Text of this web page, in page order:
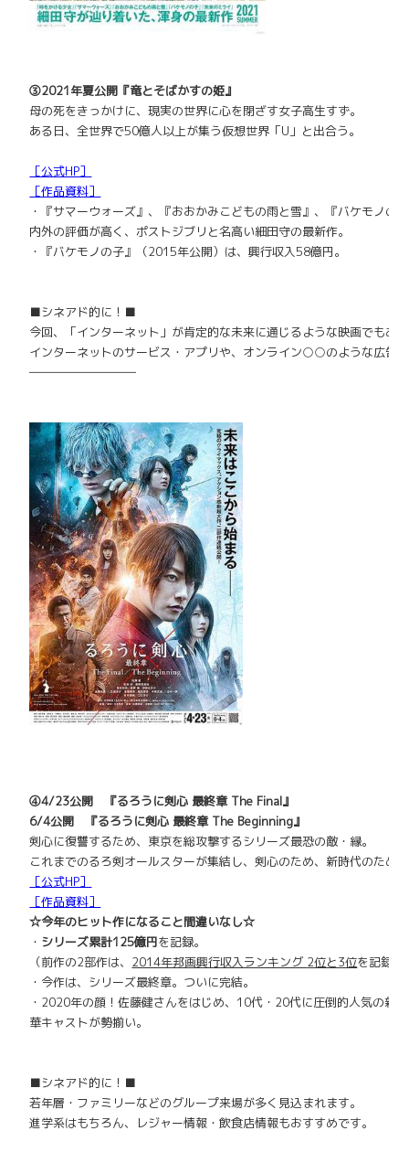
③2021年夏公開 『竜とそばかすの姫』
母の死をきっかけに、現実の世界に心を閉ざす女子高生すず。
ある日、全世界で50億人以上が集う仮想世界「U」と出合う。
［公式HP］
［作品資料］
・『サマーウォーズ』、『おおかみこどもの雨と雪』、『バケモノの
内外の評価が高く、 ポストジブリと名高い細田守の最新作。
・『バケモノの子』（2015年公開）は、興行収入58億円。
■シネアド的に！■
今回、「インターネット」 が肯定的な未来に通じるような映画でもあ
インターネットのサービス・アプリや、オンライン○○のような広告
―――――――――
④4/23公開 『るろうに剣心 最終章 The Final』
6/4公開 『るろうに剣心 最終章 The Beginning』
剣心に復讐するため、東京を総攻撃するシリーズ最恐の敵・縁。
これまでのるろ剣オールスターが集結し、剣心のため、 新時代のため
［公式HP］
［作品資料］
☆今年のヒット作になること間違いなし☆
・ シリーズ累計125億円を記録。
（前作の2部作は、 2014年邦画興行収入ランキング 2位と3位を記録）
・今作は、シリーズ最終章。ついに完結。
・2020年の顔！佐藤健さんをはじめ、10代・ 20代に圧倒的人気の新
華キャストが勢揃い。
■シネアド的に！■
若年層・ファミリーなどのグループ来場が多く見込まれます。
進学系はもちろん、レジャー情報・飲食店情報もおすすめです。